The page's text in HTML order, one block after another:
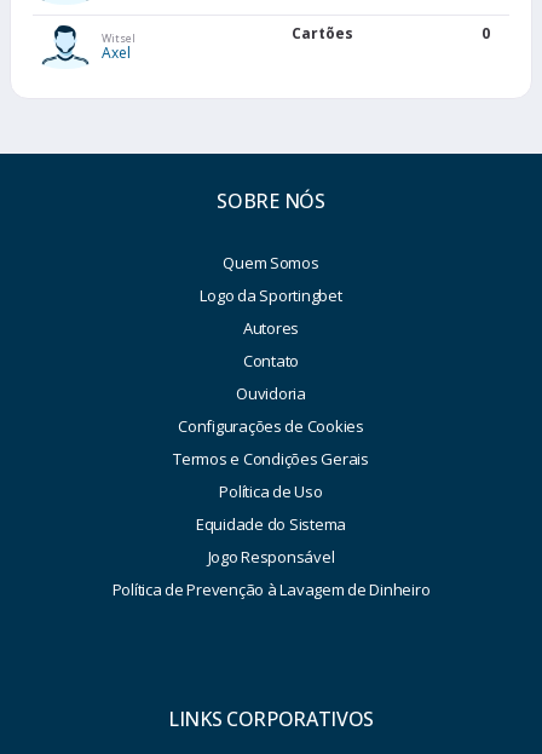
Witsel
Axel
Cartões 0
SOBRE NÓS
Quem Somos
Logo da Sportingbet
Autores
Contato
Ouvidoria
Configurações de Cookies
Termos e Condições Gerais
Política de Uso
Equidade do Sistema
Jogo Responsável
Política de Prevenção à Lavagem de Dinheiro
LINKS CORPORATIVOS